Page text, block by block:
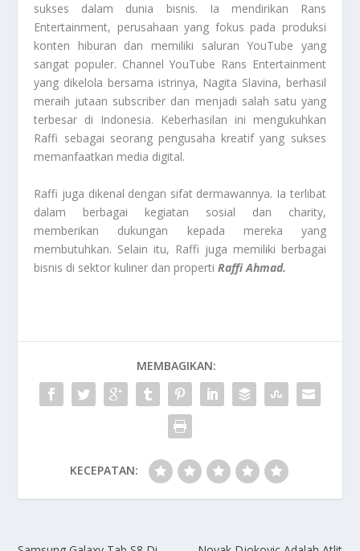
sukses dalam dunia bisnis. Ia mendirikan Rans
Entertainment, perusahaan yang fokus pada produksi
konten hiburan dan memiliki saluran YouTube yang
sangat populer. Channel YouTube Rans Entertainment
yang dikelola bersama istrinya, Nagita Slavina, berhasil
meraih jutaan subscriber dan menjadi salah satu yang
terbesar di Indonesia. Keberhasilan ini mengukuhkan
Raffi sebagai seorang pengusaha kreatif yang sukses
memanfaatkan media digital.
Raffi juga dikenal dengan sifat dermawannya. Ia terlibat
dalam berbagai kegiatan sosial dan charity,
memberikan dukungan kepada mereka yang
membutuhkan. Selain itu, Raffi juga memiliki berbagai
bisnis di sektor kuliner dan properti Raffi Ahmad.
MEMBAGIKAN:
KECEPATAN: